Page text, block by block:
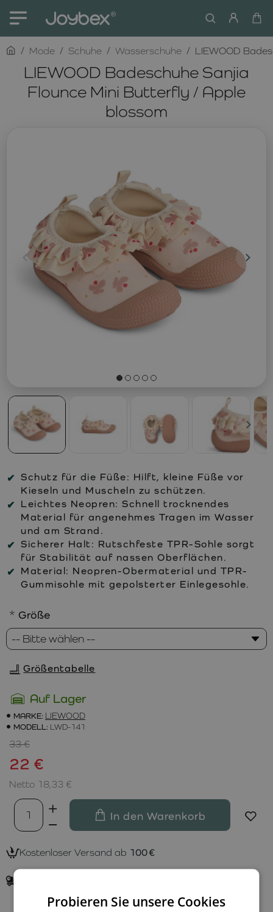
LIEWOOD Badeschuhe Sanjia
Flounce Mini Butterfly / Apple
blossom
homeMode Schuhe Wasserschuhe LIEWOOD
Schutz für die Füße: Hilft, kleine Füße vor
Kieseln und Muscheln zu schützen.
Leichtes Neopren: Schnell trocknendes
Material für angenehmes Tragen im Wasser
und am Strand.
Sicherer Halt: Rutschfeste TPR-Sohle sorgt
für Stabilität auf nassen Oberflächen.
Material: Neopren-Obermaterial und TPR-
Gummisohle mit gepolsterter Einlegesohle.
Auf Lager
MARKE: LIEWOOD
MODELL: LWD-141
22 €
33 €
Netto 18,33 €
Größe
In den Warenkorb
Größentabelle
Kostenloser Versand ab 100 €
Verfügbare Varianten
Probieren Sie unsere Cookies